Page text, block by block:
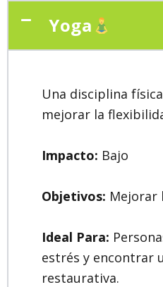
Yoga
Una disciplina
mejorar la
Impacto: Bajo
Objetivos: Mejorar
Ideal Para:
estrés y encontrar
restaurativa.